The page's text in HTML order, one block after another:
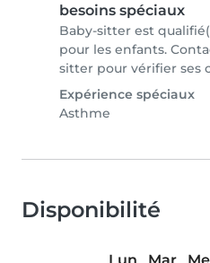
besoins spéciaux
Baby-sitter est
pour les enfants.
sitter pour vérifier ses
Expérience spéciaux
Asthme
Disponibilité